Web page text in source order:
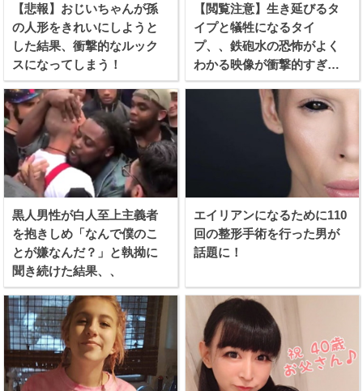
【悲報】おじいちゃんが孫
の人形をきれいにしようと
した結果、衝撃的なルック
スになってしまう！
【閲覧注意】生き延びるタ
イプと犠牲になるタイ
プ、、鉄砲水の恐怖がよく
わかる映像が衝撃的すぎ
る！
黒人男性が白人至上主義者
を抱きしめ「なんで僕のこ
とが嫌なんだ？」と執拗に
聞き続けた結果、、
エイリアンになるために110
回の整形手術を行った男が
話題に！